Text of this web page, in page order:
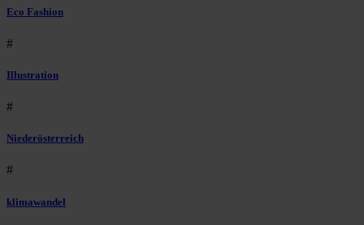
Eco Fashion
#
Illustration
#
Niederösterreich
#
klimawandel